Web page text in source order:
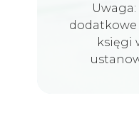
dodatkowe
księgi